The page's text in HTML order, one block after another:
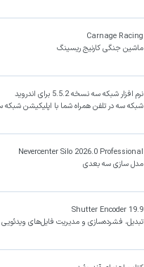
Carnage Racing
ماشین جنگی کارنیج ریسینگ
نرم افزار شبکه سه نسخه 5.5.2 برای اندروید
شبکه سه در تلفن همراه شما با اپلیکیشن شبکه
Nevercenter Silo 2026.0 Professional
مدل سازی سه بعدی
Shutter Encoder 19.9
تبدیل، فشرده‌سازی و مدیریت فایل‌های